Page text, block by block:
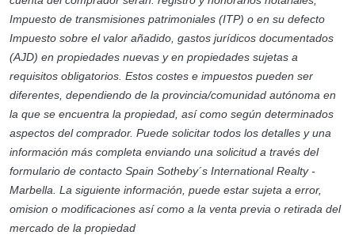
Impuesto de transmisiones patrimoniales (ITP) o en su defecto
Impuesto sobre el valor añadido, gastos jurídicos documentados
(AJD) en propiedades nuevas y en propiedades sujetas a
requisitos obligatorios. Estos costes e impuestos pueden ser
diferentes, dependiendo de la provincia/comunidad autónoma en
la que se encuentra la propiedad, así como según determinados
aspectos del comprador. Puede solicitar todos los detalles y una
información más completa enviando una solicitud a través del
formulario de contacto Spain Sotheby´s International Realty -
Marbella. La siguiente información, puede estar sujeta a error,
omision o modificaciones así como a la venta previa o retirada del
mercado de la propiedad